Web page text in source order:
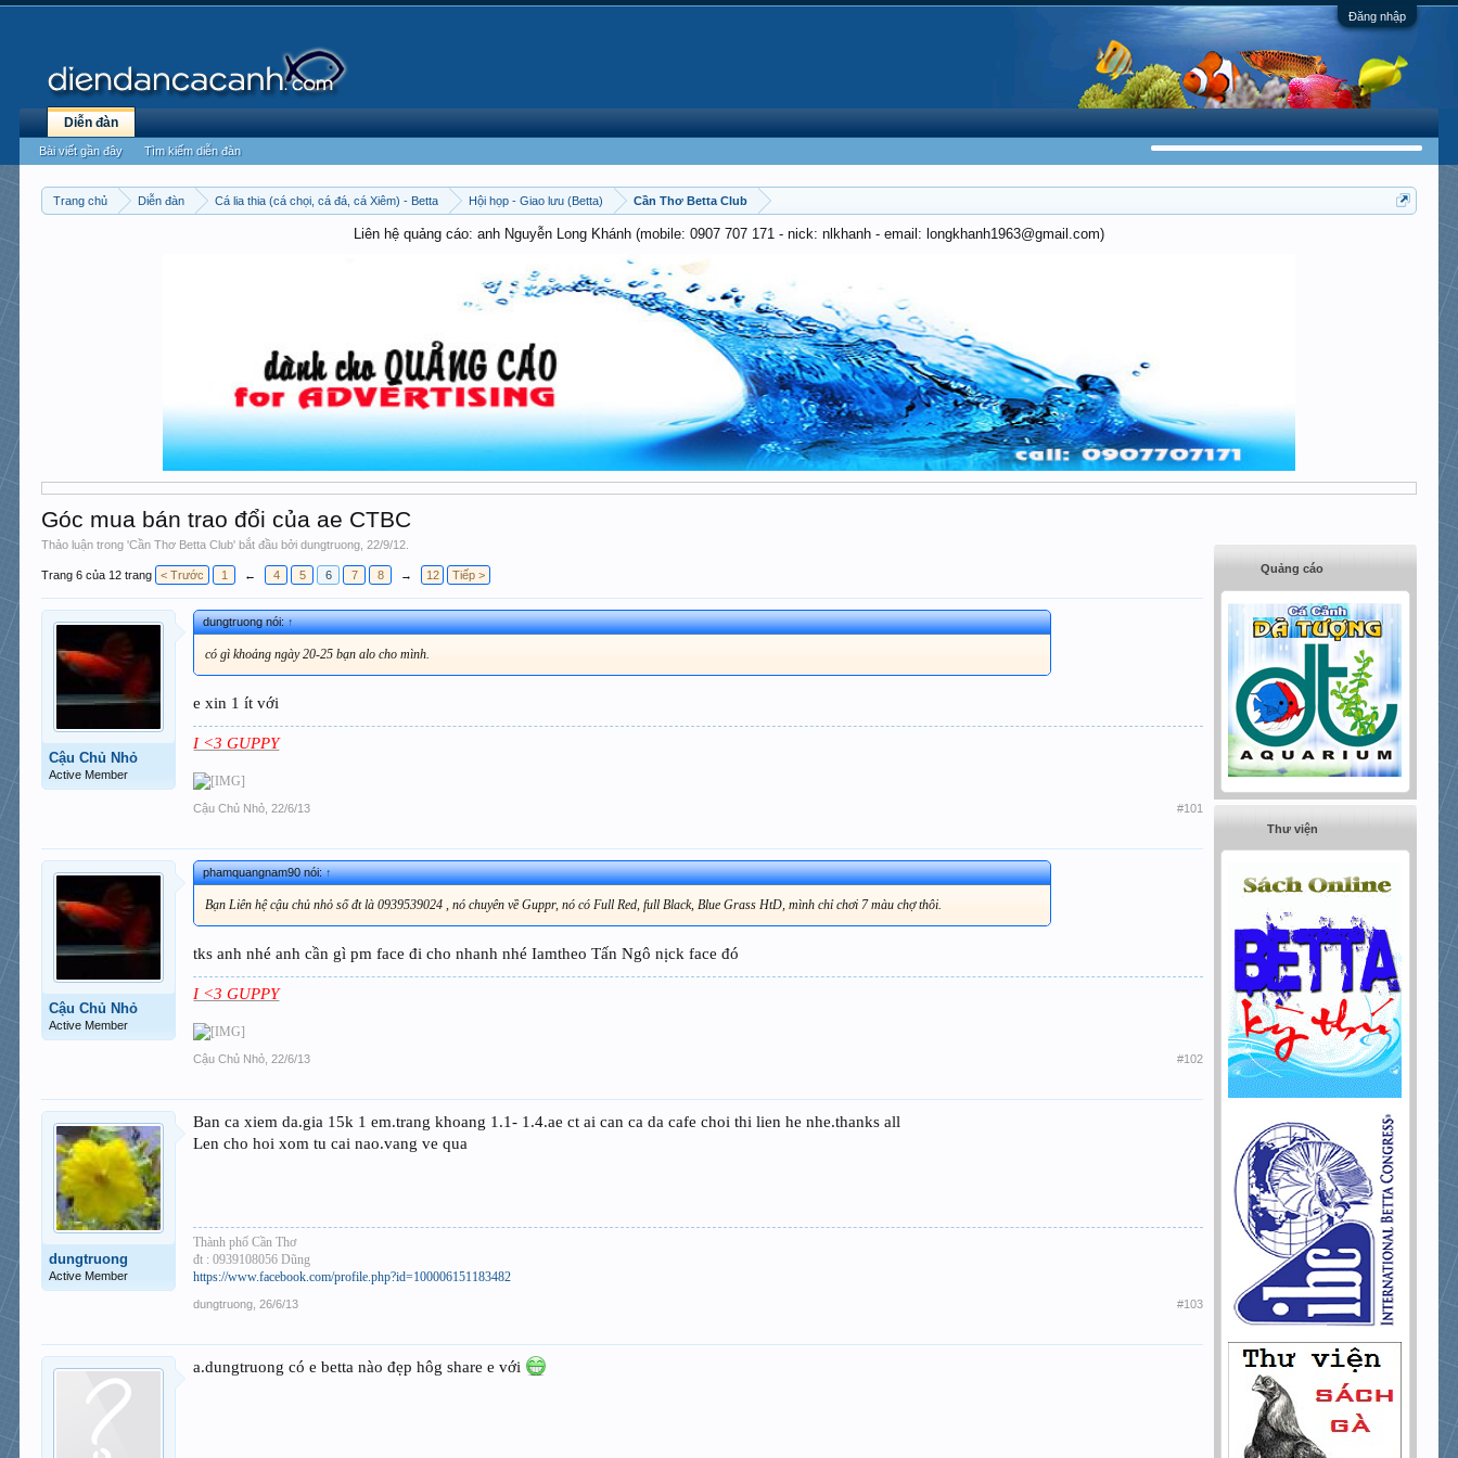
Đăng nhập
Trang chủ Diễn đàn Cá lia thia (cá chọi, cá đá, cá Xiêm) - Betta Hội họp - Giao lưu (Betta) Cần Thơ Betta Club
Liên hệ quảng cáo: anh Nguyễn Long Khánh (mobile: 0907 707 171 - nick: nlkhanh - email: longkhanh1963@gmail.com)
Góc mua bán trao đổi của ae CTBC
Thảo luận trong 'Cần Thơ Betta Club' bắt đầu bởidungtruong ,22/9/12
Trang 6 của 12 trang < Trước 1 ← 4 5 6 7 8 → 12 Tiếp >
Cậu Chủ Nhỏ
Active Member
dungtruong nói:↑
có gì khoảng ngày 20-25 bạn alo cho mình.
e xin 1 ít với
I <3 GUPPY
Cậu Chủ Nhỏ 22/6/13 #101
Cậu Chủ Nhỏ
Active Member
phamquangnam90 nói:↑
Bạn Liên hệ cậu chủ nhỏ số đt là 0939539024 , nó chuyên về Guppr, nó có Full Red, full Black, Blue Grass HtD, mình chỉ chơi 7 màu chợ thôi.
tks anh nhé anh cần gì pm face đi cho nhanh nhé Iamtheo Tấn Ngô nịck face đó
I <3 GUPPY
Cậu Chủ Nhỏ 22/6/13 #102
dungtruong
Active Member
Ban ca xiem da.gia 15k 1 em.trang khoang 1.1- 1.4.ae ct ai can ca da cafe choi thi lien he nhe.thanks all
Len cho hoi xom tu cai nao.vang ve qua
Thành phố Cần Thơ
đt : 0939108056 Dũng
https://www.facebook.com/profile.php?id=100006151183482
dungtruong 26/6/13 #103
a.dungtruong có e betta nào đẹp hôg share e với
Quảng cáo
Thư viện
Diễn đàn
Bài viết gần đây Tìm kiếm diễn đàn